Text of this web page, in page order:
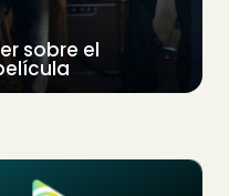
sobre el